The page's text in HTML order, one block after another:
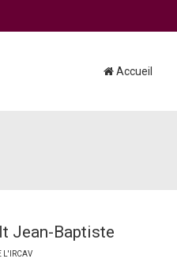
Accueil
Jean-Baptiste
L'IRCAV